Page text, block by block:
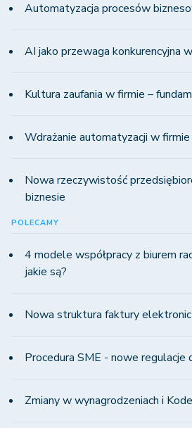
Automatyzacja procesów
AI jako przewaga konkurencyjna
Kultura zaufania w firmie –
Wdrażanie automatyzacji w firmie
Nowa rzeczywistość
biznesie
POLECAMY
4 modele współpracy z biurem
jakie są?
Nowa struktura faktury
Procedura SME - nowe regulacje
Zmiany w wynagrodzeniach i